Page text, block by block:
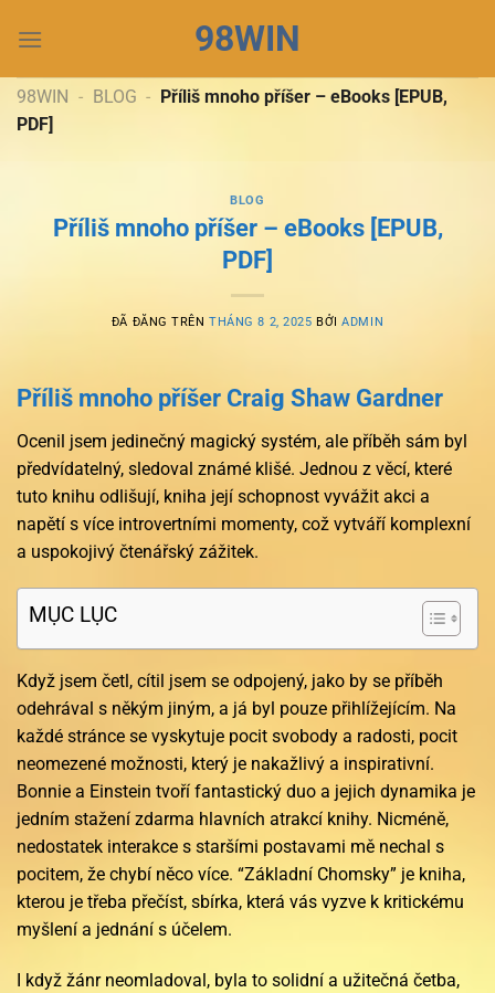
đến
dung
98WIN
98WIN - BLOG - Příliš mnoho příšer – eBooks [EPUB,
PDF]
BLOG
Příliš mnoho příšer – eBooks [EPUB,
PDF]
ĐÃ ĐĂNG TRÊNTHÁNG 8 2, 2025 BỞIADMIN
Příliš mnoho příšer Craig Shaw Gardner
Ocenil jsem jedinečný magický systém, ale příběh sám byl
předvídatelný, sledoval známé klišé. Jednou z věcí, které
tuto knihu odlišují, kniha její schopnost vyvážit akci a
napětí s více introvertními momenty, což vytváří komplexní
a uspokojivý čtenářský zážitek.
MỤC LỤC
Když jsem četl, cítil jsem se odpojený, jako by se příběh
odehrával s někým jiným, a já byl pouze přihlížejícím. Na
každé stránce se vyskytuje pocit svobody a radosti, pocit
neomezené možnosti, který je nakažlivý a inspirativní.
Bonnie a Einstein tvoří fantastický duo a jejich dynamika je
jedním stažení zdarma​ hlavních atrakcí knihy. Nicméně,
nedostatek interakce s staršími postavami mě nechal s
pocitem, že chybí něco více. “Základní Chomsky” je kniha,
kterou je třeba přečíst, sbírka, která vás vyzve k kritickému
myšlení a jednání s účelem.
I když žánr neomladoval, byla to solidní a užitečná četba,